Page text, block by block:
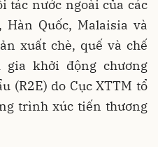
tác nước ngoài của các
Quốc, Malaisia và
xuất chè, quế và chế
khởi động chương
(R2E) do Cục XTTM tổ
trình xúc tiến thương